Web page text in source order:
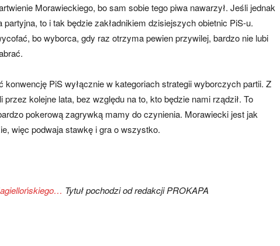
Morawieckiego, bo sam sobie tego piwa nawarzył. Jeśli jednak
partyjna, to i tak będzie zakładnikiem dzisiejszych obietnic PiS-u.
bo wyborca, gdy raz otrzyma pewien przywilej, bardzo nie lubi
konwencję PiS wyłącznie w kategoriach strategii wyborczych partii. Z
kolejne lata, bez względu na to, kto będzie nami rządził. To
pokerową zagrywką mamy do czynienia. Morawiecki jest jak
więc podwaja stawkę i gra o wszystko.
Tytuł pochodzi od redakcji PROKAPA